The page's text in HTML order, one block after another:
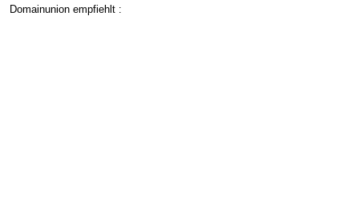
Domainunion empfiehlt :